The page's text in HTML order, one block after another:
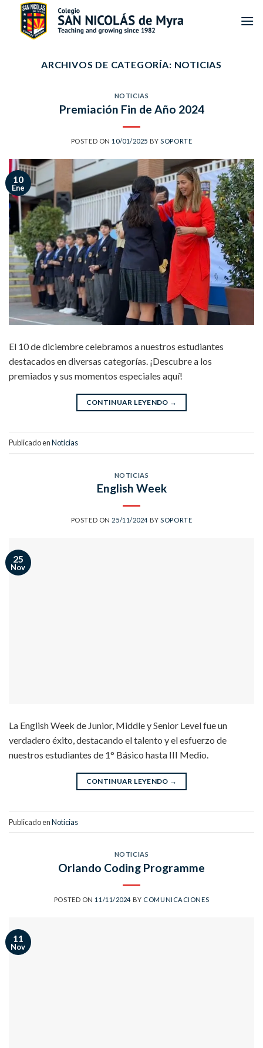
Saltar
contenido
ARCHIVOS DE CATEGORÍA: NOTICIAS
NOTICIAS
Premiación Fin de Año 2024
POSTED ON 10/01/2025 BY SOPORTE
10
Ene
El 10 de diciembre celebramos a nuestros estudiantes
destacados en diversas categorías. ¡Descubre a los
premiados y sus momentos especiales aquí!
CONTINUAR LEYENDO →
Publicado enNoticias
NOTICIAS
English Week
POSTED ON 25/11/2024 BYSOPORTE
25
Nov
La English Week de Junior, Middle y Senior Level fue un
verdadero éxito, destacando el talento y el esfuerzo de
nuestros estudiantes de 1° Básico hasta III Medio.
CONTINUAR LEYENDO →
Publicado enNoticias
NOTICIAS
Orlando Coding Programme
POSTED ON 11/11/2024 BY COMUNICACIONES
11
Nov